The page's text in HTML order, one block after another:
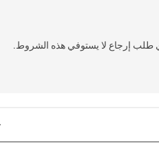
قبول أي طلب إرجاع لا يستوفي هذه الشروط.